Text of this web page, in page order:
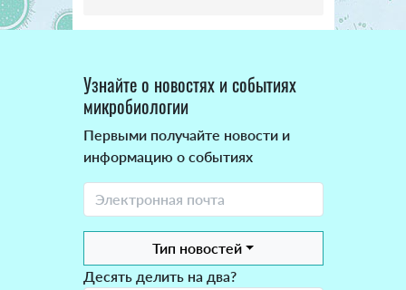
Узнайте о новостях и событиях
микробиологии
Первыми получайте новости и
информацию о событиях
Тип новостей
Десять делить на два?